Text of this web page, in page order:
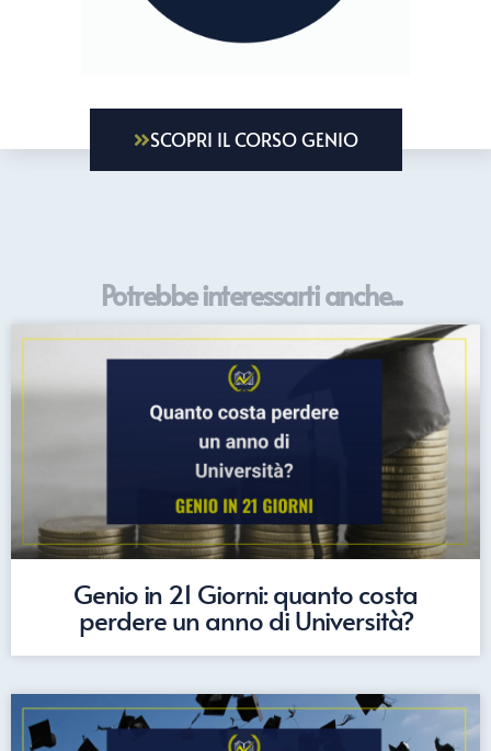
SCOPRI IL CORSO GENIO
Potrebbe interessarti anche...
Genio in 21 Giorni: quanto costa
perdere un anno di Università?